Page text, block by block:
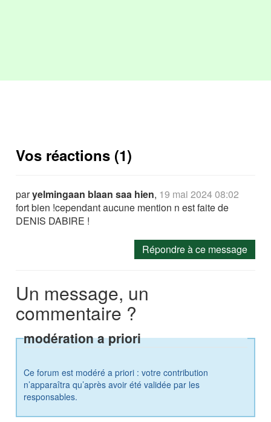
Vos réactions (1)
paryelmingaan blaan saa hien, 19 mai 2024 08:02
fort bien !cependant aucune mention n est faite de
DENIS DABIRE !
Répondre à ce message
Un message, un
commentaire ?
modération a priori
Ce forum est modéré a priori : votre contribution
n’apparaîtra qu’après avoir été validée par les
responsables.